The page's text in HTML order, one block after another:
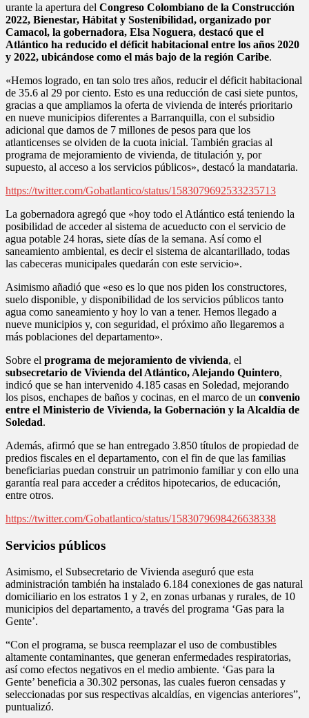
urante la apertura del Congreso Colombiano de la Construcción
2022, Bienestar, Hábitat y Sostenibilidad, organizado por
Camacol, la gobernadora, Elsa Noguera, destacó que el
Atlántico ha reducido el déficit habitacional entre los años 2020
y 2022, ubicándose como el más bajo de la región Caribe.
«Hemos logrado, en tan solo tres años, reducir el déficit habitacional
de 35.6 al 29 por ciento. Esto es una reducción de casi siete puntos,
gracias a que ampliamos la oferta de vivienda de interés prioritario
en nueve municipios diferentes a Barranquilla, con el subsidio
adicional que damos de 7 millones de pesos para que los
atlanticenses se olviden de la cuota inicial. También gracias al
programa de mejoramiento de vivienda, de titulación y, por
supuesto, al acceso a los servicios públicos», destacó la mandataria.
https://twitter.com/Gobatlantico/status/1583079692533235713
La gobernadora agregó que «hoy todo el Atlántico está teniendo la
posibilidad de acceder al sistema de acueducto con el servicio de
agua potable 24 horas, siete días de la semana. Así como el
saneamiento ambiental, es decir el sistema de alcantarillado, todas
las cabeceras municipales quedarán con este servicio».
Asimismo añadió que «eso es lo que nos piden los constructores,
suelo disponible, y disponibilidad de los servicios públicos tanto
agua como saneamiento y hoy lo van a tener. Hemos llegado a
nueve municipios y, con seguridad, el próximo año llegaremos a
más poblaciones del departamento».
Sobre el programa de mejoramiento de vivienda, el
subsecretario de Vivienda del Atlántico, Alejando Quintero,
indicó que se han intervenido 4.185 casas en Soledad, mejorando
los pisos, enchapes de baños y cocinas, en el marco de un convenio
entre el Ministerio de Vivienda, la Gobernación y la Alcaldía de
Soledad.
Además, afirmó que se han entregado 3.850 títulos de propiedad de
predios fiscales en el departamento, con el fin de que las familias
beneficiarias puedan construir un patrimonio familiar y con ello una
garantía real para acceder a créditos hipotecarios, de educación,
entre otros.
https://twitter.com/Gobatlantico/status/1583079698426638338
Servicios públicos
Asimismo, el Subsecretario de Vivienda aseguró que esta
administración también ha instalado 6.184 conexiones de gas natural
domiciliario en los estratos 1 y 2, en zonas urbanas y rurales, de 10
municipios del departamento, a través del programa ‘Gas para la
Gente’.
“Con el programa, se busca reemplazar el uso de combustibles
altamente contaminantes, que generan enfermedades respiratorias,
así como efectos negativos en el medio ambiente. ‘Gas para la
Gente’ beneficia a 30.302 personas, las cuales fueron censadas y
seleccionadas por sus respectivas alcaldías, en vigencias anteriores”,
puntualizó.